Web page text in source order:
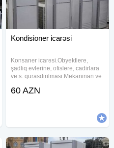
Kondisioner icarəsi
Konsaner icarəsi.Obyektlere,
şadliq evlerine, ofislere, cadirlara
ve s. qurasdirilmasi.Mekaninan ve
xidmetinizdeyik. Sifarise uyğun
60 AZN